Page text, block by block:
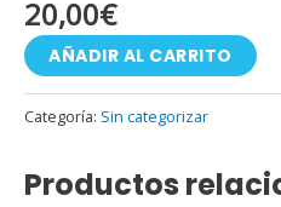
20,00€
AÑADIR AL CARRITO
Categoría: Sin categorizar
Productos